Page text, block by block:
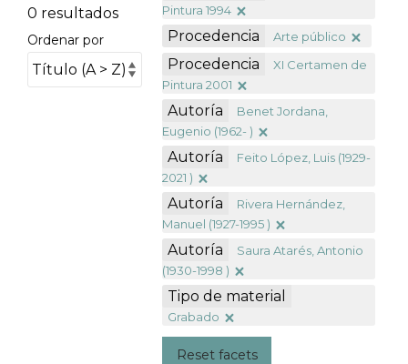
0 resultados
Ordenar por
Pintura 1994
Procedencia Arte público
Procedencia
XI Certamen de
Pintura 2001
Autoría
Benet Jordana,
Eugenio (1962- )
Autoría
Feito López, Luis (1929-
2021 )
Autoría
Rivera Hernández,
Manuel (1927-1995 )
Autoría
Saura Atarés, Antonio
(1930-1998 )
Tipo de material
Grabado
Reset facets